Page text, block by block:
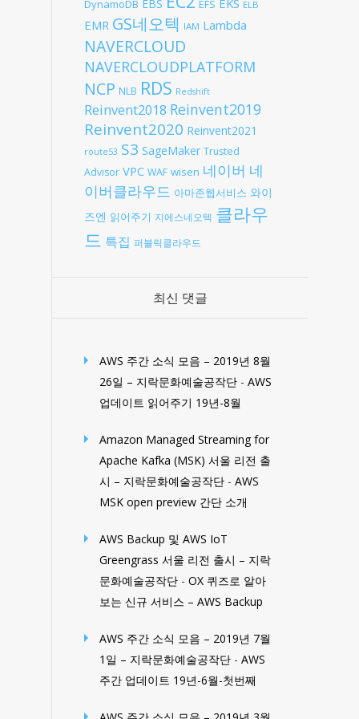
DynamoDB EBS EFS EKS ELB
EMR GS네오텍 IAM Lambda
NAVERCLOUD
NAVERCLOUDPLATFORM
NCP NLB RDS Redshift
Reinvent2018 Reinvent2019
Reinvent2020 Reinvent2021
route53 S3 SageMaker Trusted
Advisor VPC WAF wisen 네이버 네
이버클라우드 아마존웹서비스 와이
즈엔 읽어주기 지에스네오텍 클라우
드 특집 퍼블릭클라우드
최신 댓글
AWS 주간 소식 모음 – 2019년 8월
26일 – 지락문화예술공작단 - AWS
업데이트 읽어주기 19년-8월
Amazon Managed Streaming for
Apache Kafka (MSK) 서울 리전 출
시 – 지락문화예술공작단 - AWS
MSK open preview 간단 소개
AWS Backup 및 AWS IoT
Greengrass 서울 리전 출시 – 지락
문화예술공작단 - OX 퀴즈로 알아
보는 신규 서비스 – AWS Backup
AWS 주간 소식 모음 – 2019년 7월
1일 – 지락문화예술공작단 - AWS
주간 업데이트 19년-6월-첫번째